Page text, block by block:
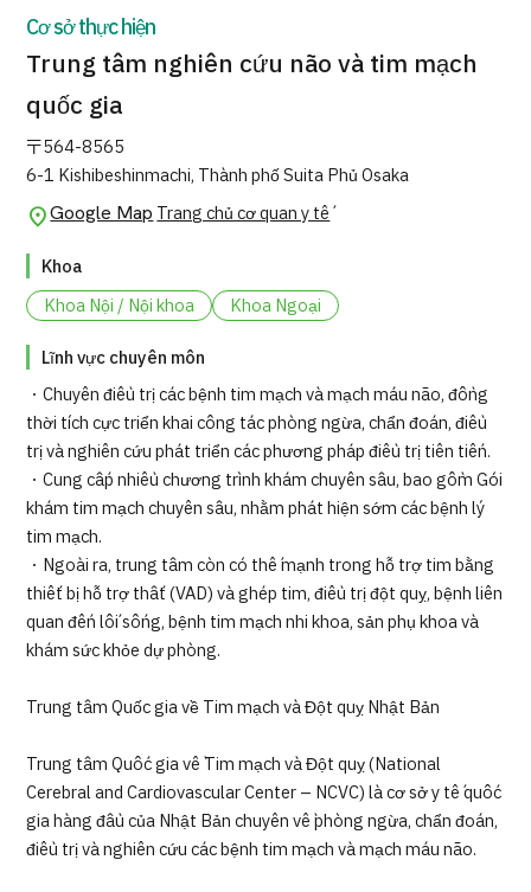
Quản trị JTB
Tiếng Nhật Tiếng Anh
Tiếng Trung Quốc
Tiếng Việt
Liên hệ
Cơ sở thực hiện
Trung tâm nghiên cứu não và tim mạch
quốc gia
〒564-8565
6-1 Kishibeshinmachi, Thành phố Suita Phủ Osaka
Google Map Trang chủ cơ quan y tế
Khoa
Khoa Nội / Nội khoa
Khoa Ngoại
Lĩnh vực chuyên môn
・Chuyên điều trị các bệnh tim mạch và mạch máu não, đồng
thời tích cực triển khai công tác phòng ngừa, chẩn đoán, điều
trị và nghiên cứu phát triển các phương pháp điều trị tiên tiến.
・Cung cấp nhiều chương trình khám chuyên sâu, bao gồm Gói
khám tim mạch chuyên sâu, nhằm phát hiện sớm các bệnh lý
tim mạch.
・Ngoài ra, trung tâm còn có thế mạnh trong hỗ trợ tim bằng
thiết bị hỗ trợ thất (VAD) và ghép tim, điều trị đột quỵ, bệnh liên
quan đến lối sống, bệnh tim mạch nhi khoa, sản phụ khoa và
khám sức khỏe dự phòng.
Trung tâm Quốc gia về Tim mạch và Đột quỵ Nhật Bản
Trung tâm Quốc gia về Tim mạch và Đột quỵ (National
Cerebral and Cardiovascular Center – NCVC) là cơ sở y tế quốc
gia hàng đầu của Nhật Bản chuyên về phòng ngừa, chẩn đoán,
điều trị và nghiên cứu các bệnh tim mạch và mạch máu não.